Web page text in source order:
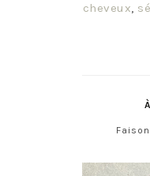
cheveux,